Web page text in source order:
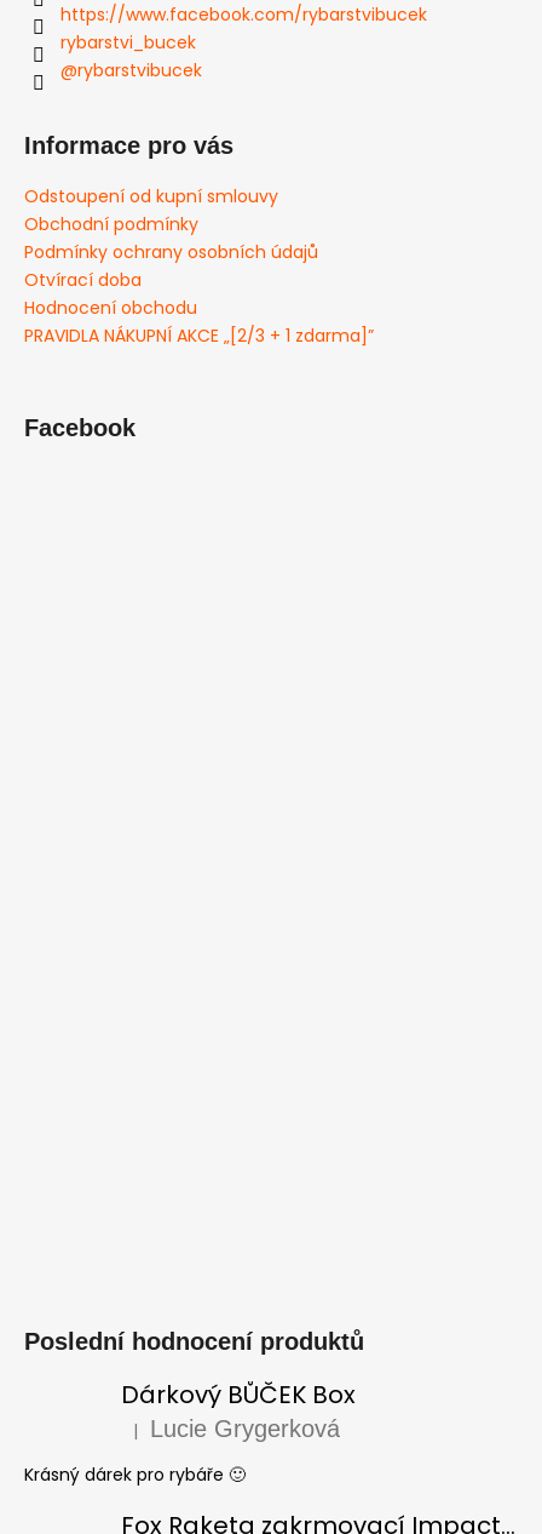
https://www.facebook.com/rybarstvibucek
rybarstvi_bucek
@rybarstvibucek
Informace pro vás
Odstoupení od kupní smlouvy
Obchodní podmínky
Podmínky ochrany osobních údajů
Otvírací doba
Hodnocení obchodu
PRAVIDLA NÁKUPNÍ AKCE „[2/3 + 1 zdarma]”
Facebook
Poslední hodnocení produktů
Dárkový BŮČEK Box
Hodnocení produktu je 5 z 5 hvězdiček.
| Lucie Grygerková
Krásný dárek pro rybáře 🙂
Fox Raketa zakrmovací Impact Spod